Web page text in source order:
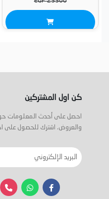
كن اول المشتركين
احصل على أحدث المعلومات
والعروض. اشترك للحصول على